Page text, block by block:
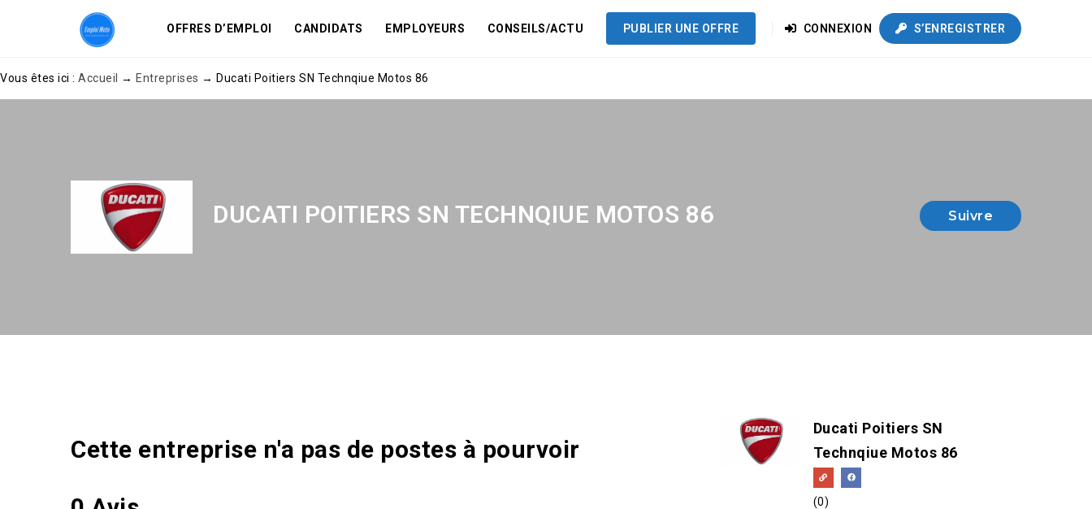
OFFRES D’EMPLOI CANDIDATS EMPLOYEURS CONSEILS/ACTU PUBLIER UNE OFFRE CONNEXION S’ENREGISTRER
Vous êtes ici : Accueil → Entreprises → Ducati Poitiers SN Technqiue Motos 86
DUCATI POITIERS SN TECHNQIUE MOTOS 86 Suivre
Cette entreprise n'a pas de postes à pourvoir
Ducati Poitiers SN
Technqiue Motos 86
(0)